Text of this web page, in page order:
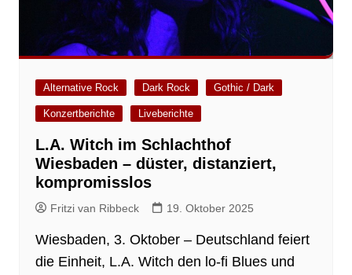
Alternative Rock Dark Rock Gothic / Dark
Konzertberichte Liveberichte
L.A. Witch im Schlachthof
Wiesbaden – düster, distanziert,
kompromisslos
Fritzi van Ribbeck 19. Oktober 2025
Wiesbaden, 3. Oktober – Deutschland feiert
die Einheit, L.A. Witch den lo-fi Blues und